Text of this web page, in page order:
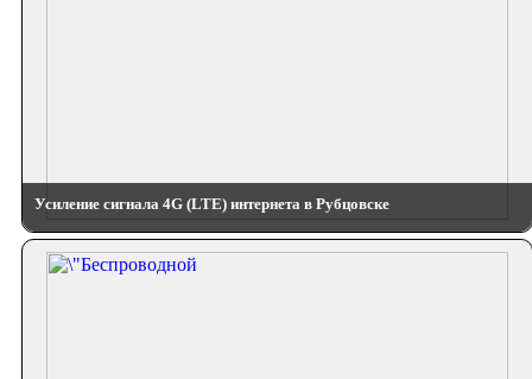
Усиление сигнала 4G (LTE) интернета в Рубцовске